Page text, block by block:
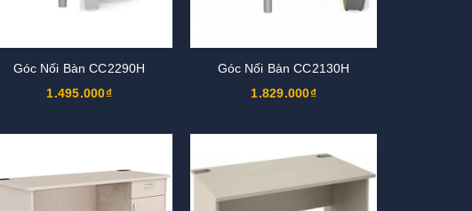
Góc Nối Bàn CC2290H
1.495.000₫
Góc Nối Bàn CC2130H
1.829.000₫